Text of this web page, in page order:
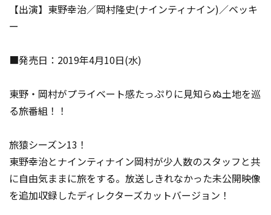
【出演】東野幸治／岡村隆史(ナインティナイン)／ベッキ
ー
■発売日：2019年4月10日(水)
東野・岡村がプライベート感たっぷりに見知らぬ土地を巡
る旅番組！！
旅猿シーズン13！
東野幸治とナインティナイン岡村が少人数のスタッフと共
に自由気ままに旅をする。放送しきれなかった未公開映像
を追加収録したディレクターズカットバージョン！